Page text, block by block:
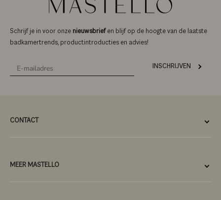
Schrijf je in voor onze nieuwsbrief en blijf op de hoogte van de laatste
badkamertrends, productintroducties en advies!
INSCHRIJVEN
CONTACT
MEER MASTELLO